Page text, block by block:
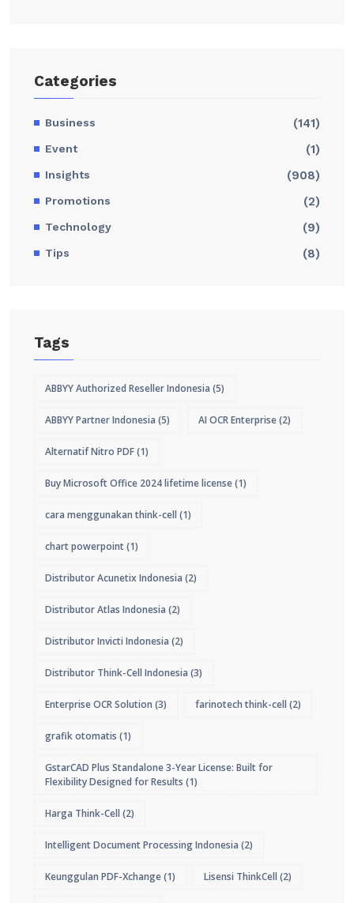
Categories
Business (141)
Event (1)
Insights (908)
Promotions (2)
Technology (9)
Tips (8)
Tags
ABBYY Authorized Reseller Indonesia (5)
ABBYY Partner Indonesia (5) AI OCR Enterprise(2)
Alternatif Nitro PDF(1)
Buy Microsoft Office 2024 lifetime license(1)
cara menggunakan think-cell (1)
chart powerpoint(1)
Distributor Acunetix Indonesia (2)
Distributor Atlas Indonesia (2)
Distributor Invicti Indonesia (2)
Distributor Think-Cell Indonesia (3)
Enterprise OCR Solution (3) farinotech think-cell (2)
grafik otomatis (1)
GstarCAD Plus Standalone 3-Year License: Built for
Flexibility Designed for Results (1)
Harga Think-Cell (2)
Intelligent Document Processing Indonesia (2)
Keunggulan PDF-Xchange(1) Lisensi ThinkCell (2)